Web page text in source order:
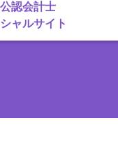
認会計士
ャルサイト